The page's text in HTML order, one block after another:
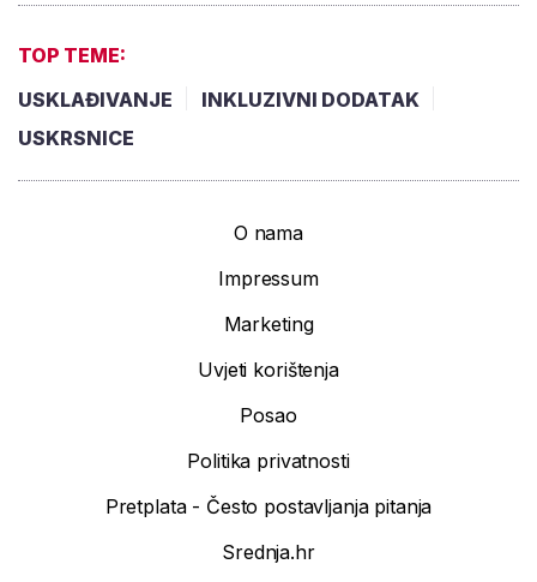
TOP TEME:
USKLAĐIVANJE
INKLUZIVNI DODATAK
USKRSNICE
O nama
Impressum
Marketing
Uvjeti korištenja
Posao
Politika privatnosti
Pretplata - Često postavljanja pitanja
Srednja.hr